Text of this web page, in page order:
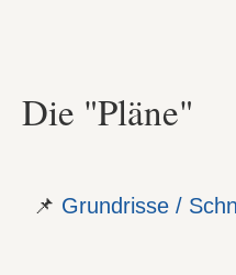
Die "Pläne"
📌 Grundrisse /